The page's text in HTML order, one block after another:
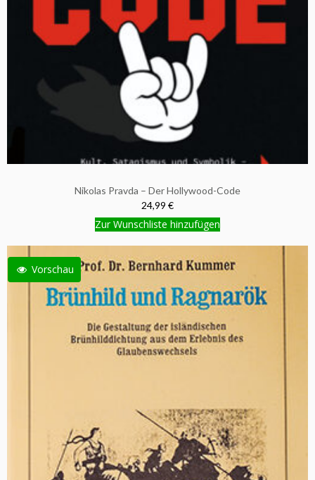
Nikolas Pravda – Der Hollywood-Code
24,99 €
Zur Wunschliste hinzufügen
Vorschau